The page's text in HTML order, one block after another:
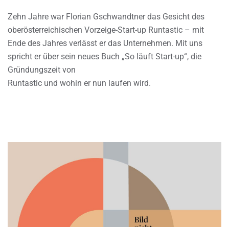
Zehn Jahre war Florian Gschwandtner das Gesicht des
oberösterreichischen Vorzeige-Start-up Runtastic – mit
Ende des Jahres verlässt er das Unternehmen. Mit uns
spricht er über sein neues Buch „So läuft Start-up“, die
Gründungszeit von
Runtastic und wohin er nun laufen wird.